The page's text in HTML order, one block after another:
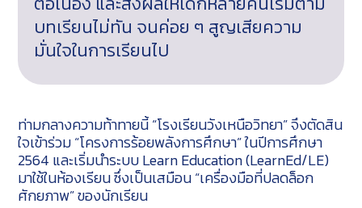
บทเรียนไม่ทัน จนค่อย ๆ สูญเสียความ
มั่นใจในการเรียนไป
ท่ามกลางความท้าทายนี้ “โรงเรียนวังเหนือวิทยา” จึงตัดสิน
ใจเข้าร่วม “โครงการร้อยพลังการศึกษา” ในปีการศึกษา
2564 และเริ่มนำระบบ Learn Education (LearnEd/LE)
มาใช้ในห้องเรียน ซึ่งเป็นเสมือน “เครื่องมือที่ปลดล็อก
ศักยภาพ” ของนักเรียน